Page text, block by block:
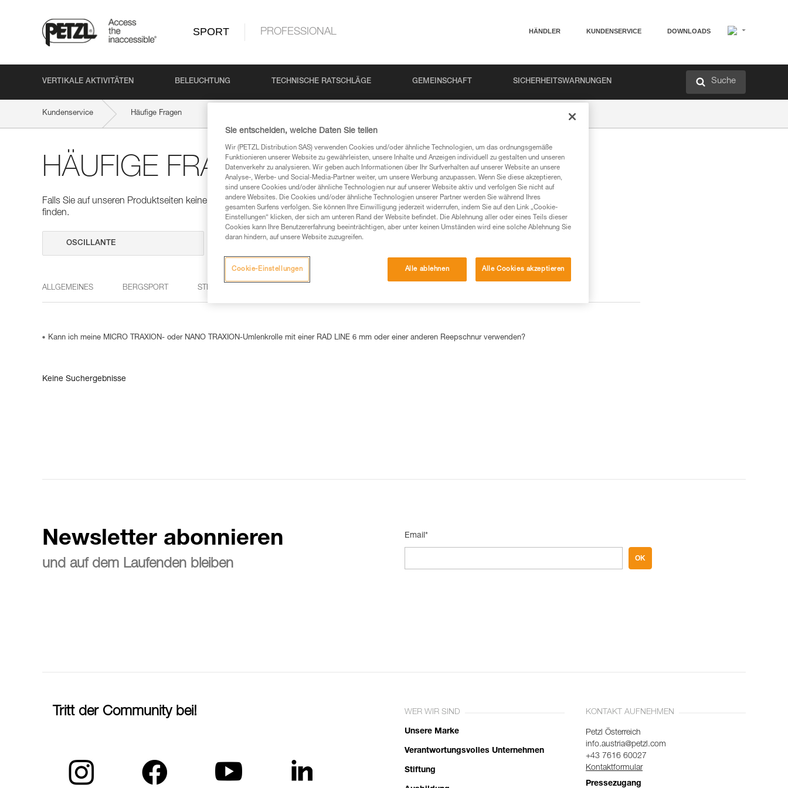
SPORT PROFESSIONAL HÄNDLER KUNDENSERVICE DOWNLOADS
VERTIKALE AKTIVITÄTEN BELEUCHTUNG TECHNISCHE RATSCHLÄGE GEMEINSCHAFT SICHERHEITSWARNUNGEN Suche
Kundenservice Häufige Fragen
HÄUFIGE FRAGEN
Falls Sie auf unseren Produktseiten keine Antworten auf Ihre Fragen gefunden haben, sollten Sie sie hier
finden.
Suche durchführen
ALLGEMEINES BERGSPORT STIRNLAMPEN
Kann ich meine MICRO TRAXION- oder NANO TRAXION-Umlenkrolle mit einer RAD LINE 6 mm oder einer anderen Reepschnur verwenden?
Keine Suchergebnisse
Newsletter abonnieren
und auf dem Laufenden bleiben
Email*
OK
Tritt der Community bei! WER WIR SIND
Unsere Marke
Verantwortungsvolles Unternehmen
Stiftung
KONTAKT AUFNEHMEN
Petzl Österreich
info.austria@petzl.com
+43 7616 60027
Kontaktformular
Pressezugang
Sie entscheiden, welche Daten Sie teilen
Wir (PETZL Distribution SAS) verwenden Cookies und/oder ähnliche Technologien, um das ordnungsgemäße
Funktionieren unserer Website zu gewährleisten, unsere Inhalte und Anzeigen individuell zu gestalten und unseren
Datenverkehr zu analysieren. Wir geben auch Informationen über Ihr Surfverhalten auf unserer Website an unsere
Analyse-, Werbe- und Social-Media-Partner weiter, um unsere Werbung anzupassen. Wenn Sie diese akzeptieren,
sind unsere Cookies und/oder ähnliche Technologien nur auf unserer Website aktiv und verfolgen Sie nicht auf
andere Websites. Die Cookies und/oder ähnliche Technologien unserer Partner werden Sie während Ihres
gesamten Surfens verfolgen. Sie können Ihre Einwilligung jederzeit widerrufen, indem Sie auf den Link „Cookie-
Einstellungen“ klicken, der sich am unteren Rand der Website befindet. Die Ablehnung aller oder eines Teils dieser
Cookies kann Ihre Benutzererfahrung beeinträchtigen, aber unter keinen Umständen wird eine solche Ablehnung Sie
daran hindern, auf unsere Website zuzugreifen.
Alle ablehnen Alle Cookies akzeptieren
Cookie-Einstellungen